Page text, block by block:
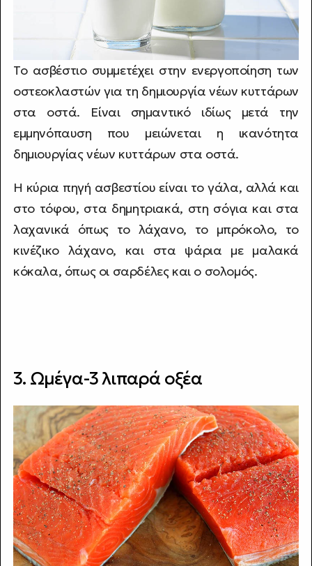
Το ασβέστιο συμμετέχει στην ενεργοποίηση των
οστεοκλαστών για τη δημιουργία νέων κυττάρων
στα οστά. Είναι σημαντικό ιδίως μετά την
εμμηνόπαυση που μειώνεται η ικανότητα
δημιουργίας νέων κυττάρων στα οστά.
Η κύρια πηγή ασβεστίου είναι το γάλα, αλλά και
στο τόφου, στα δημητριακά, στη σόγια και στα
λαχανικά όπως το λάχανο, το μπρόκολο, το
κινέζικο λάχανο, και στα ψάρια με μαλακά
κόκαλα, όπως οι σαρδέλες και ο σολομός.
3. Ωμέγα-3 λιπαρά οξέα